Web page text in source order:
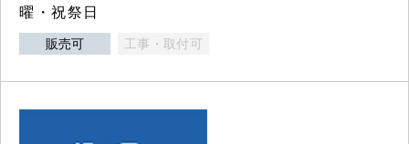
曜・祝祭日
販売可 工事・取付可